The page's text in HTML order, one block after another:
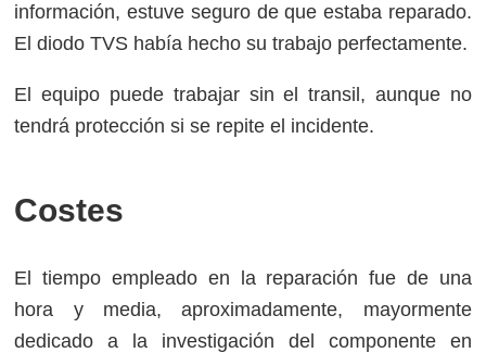
información, estuve seguro de que estaba reparado.
El diodo TVS había hecho su trabajo perfectamente.
El equipo puede trabajar sin el transil, aunque no
tendrá protección si se repite el incidente.
Costes
El tiempo empleado en la reparación fue de una
hora y media, aproximadamente, mayormente
dedicado a la investigación del componente en